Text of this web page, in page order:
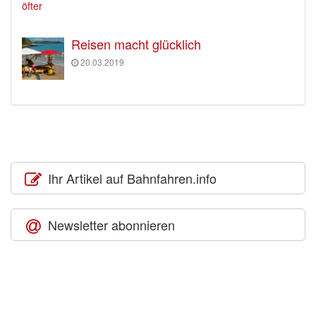
Reisen macht glücklich
20.03.2019
Ihr Artikel auf Bahnfahren.info
Newsletter abonnieren